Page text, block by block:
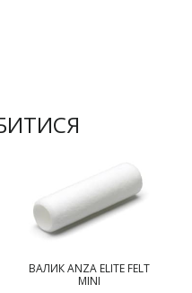
ВАЛИК ANZA ELITE FELT